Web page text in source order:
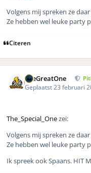
Volgens mij spreken ze
Ze hebben wel leuke party
Citeren
TheGreatOne
Geplaatst 23 februari
The_Special_Onezei:
Volgens mij spreken ze
Ze hebben wel leuke party
Ik spreek ook Spaans. HIT